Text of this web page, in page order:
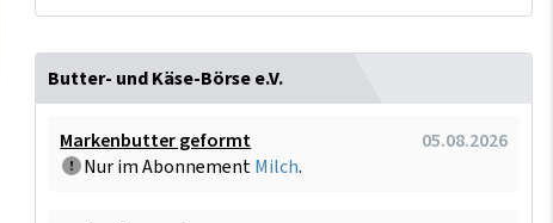
Butter- und Käse-Börse e.V.
Markenbutter geformt
05.08.2026
Nur im AbonnementMilch.